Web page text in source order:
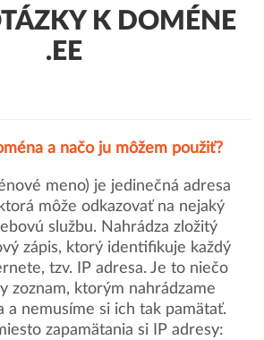
K DOMÉNE
.EE
a načo ju môžem použiť?
meno) je jedinečná adresa
môže odkazovať na nejaký
službu. Nahrádza zložitý
zápis, ktorý identifikuje každý
tzv. IP adresa. Je to niečo
zoznam, ktorým nahrádzame
a nemusíme si ich tak pamätať.
zapamätania si IP adresy: